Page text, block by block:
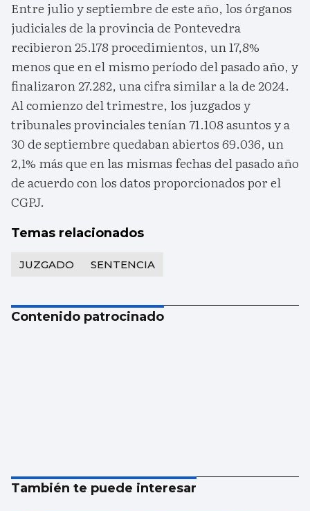
Entre julio y septiembre de este año, los órganos
judiciales de la provincia de Pontevedra
recibieron 25.178 procedimientos, un 17,8%
menos que en el mismo período del pasado año, y
finalizaron 27.282, una cifra similar a la de 2024.
Al comienzo del trimestre, los juzgados y
tribunales provinciales tenían 71.108 asuntos y a
30 de septiembre quedaban abiertos 69.036, un
2,1% más que en las mismas fechas del pasado año
de acuerdo con los datos proporcionados por el
CGPJ.
Temas relacionados
JUZGADO SENTENCIA
Contenido patrocinado
También te puede interesar